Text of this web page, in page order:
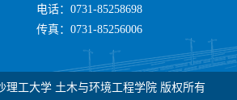
电话：0731-85258698
传真：0731-85256006
理工大学 土木与环境工程学院 版权所有